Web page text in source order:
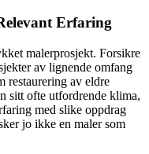
Erfaring
malerprosjekt. Forsikre
av lignende omfang
restaurering av eldre
sitt ofte utfordrende klima,
med slike oppdrag
jo ikke en maler som